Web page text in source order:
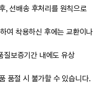
, 선배송 후처리를 원칙으로
여 착용하신 후에는 교환이나
질보증기간 내에도 유상
품절 시 불가할 수 있습니다.